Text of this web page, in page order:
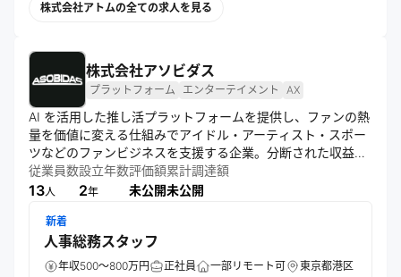
株式会社アトムの全ての求人を見る
株式会社アソビダス
プラットフォーム エンターテイメント AX
AI を活用した推し活プラットフォームを提供し、ファンの熱
量を価値に変える仕組みでアイドル・アーティスト・スポー
ツなどのファンビジネスを支援する企業。分断された収益機
会を統合し、推し活市場の発展と収益最大化を目指す。
従業員数
13人
設立年数
2年
評価額
未公開
累計調達額
未公開
新着
人事総務スタッフ
年収500～800万円 正社員 一部リモート可 東京都港区